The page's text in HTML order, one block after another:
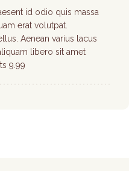
id odio quis massa
erat volutpat.
Aenean varius lacus
libero sit amet
9.99